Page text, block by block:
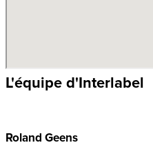
L'équipe d'Interlabel
Roland Geens